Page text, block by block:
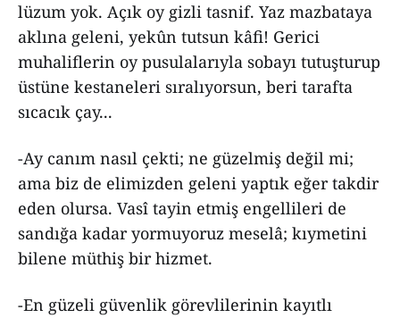
lüzum yok. Açık oy gizli tasnif. Yaz mazbataya
aklına geleni, yekûn tutsun kâfi! Gerici
muhaliflerin oy pusulalarıyla sobayı tutuşturup
üstüne kestaneleri sıralıyorsun, beri tarafta
sıcacık çay...
-Ay canım nasıl çekti; ne güzelmiş değil mi;
ama biz de elimizden geleni yaptık eğer takdir
eden olursa. Vasî tayin etmiş engellileri de
sandığa kadar yormuyoruz meselâ; kıymetini
bilene müthiş bir hizmet.
-En güzeli güvenlik görevlilerinin kayıtlı